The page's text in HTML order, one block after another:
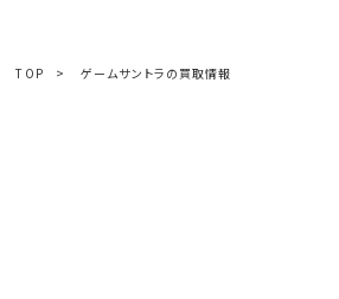
TOP > ゲームサントラの買取情報